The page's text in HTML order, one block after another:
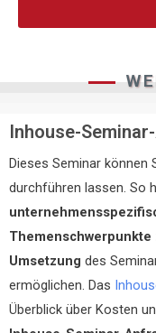
Inhouse-
Dieses Seminar
durchführen lassen. So
Themenschwerpunkte
Umsetzung des
ermöglichen. Das
Überblick über Kosten